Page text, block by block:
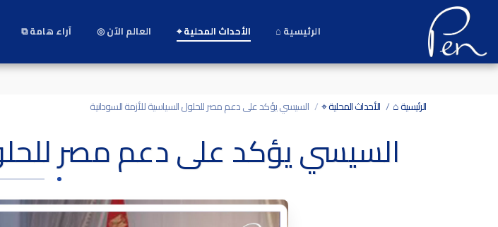
Date and time 6/8/2026 7:49:56 التاريخ والوقت
الرئيسية ⌂ الأحداث المحلية ⌖ العالم الآن ◎ آراء هامة ⧉
الرئيسية ⌂ الأحداث المحلية ⌖ السيسي يؤكد على دعم مصر للحلول السياسية للأزمة السودانية
السيسي يؤكد على دعم مصر